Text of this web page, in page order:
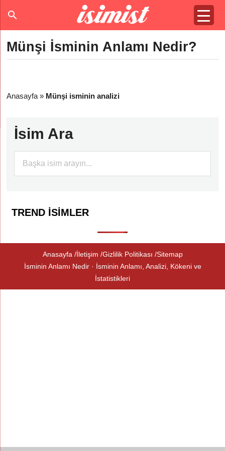
Münşi İsminin Anlamı Nedir?
Anasayfa » Münşi isminin analizi
İsim Ara
TREND İSIMLER
Anasayfa İletişim Gizlilik Politikası Sitemap
İsminin Anlamı Nedir · İsminin Anlamı, Analizi, Kökeni ve
İstatistikleri